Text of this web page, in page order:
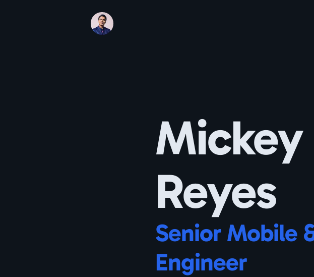
Reyes
Senior Mobile
Engineer